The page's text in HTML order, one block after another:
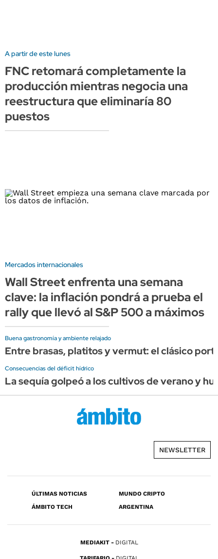
A partir de este lunes
FNC retomará completamente la
producción mientras negocia una
reestructura que eliminaría 80
puestos
Mercados internacionales
Wall Street enfrenta una semana
clave: la inflación pondrá a prueba el
rally que llevó al S&P 500 a máximos
Buena gastronomía y ambiente relajado
Entre brasas, platitos y vermut: el clásico
Consecuencias del déficit hídrico
La sequía golpeó a los cultivos de verano y
NEWSLETTER
ÚLTIMAS NOTICIAS
MUNDO CRIPTO
ÁMBITO TECH
ARGENTINA
MEDIAKIT DIGITAL